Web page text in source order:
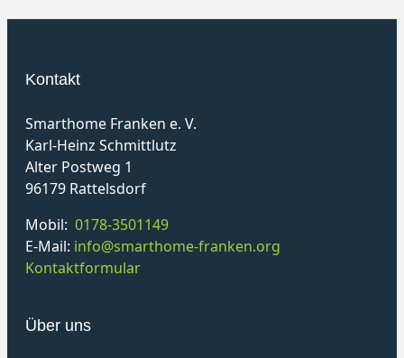
Kontakt
Smarthome Franken e. V.
Karl-Heinz Schmittlutz
Alter Postweg 1
96179 Rattelsdorf
Mobil: 0178-3501149
E-Mail: info@smarthome-franken.org
Kontaktformular
Über uns